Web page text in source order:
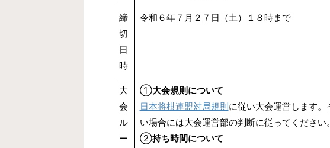
締
切
日
時
令和６年７月２７日（土）１８時まで
大
会
ル
ー
①大会規則について
日本将棋連盟対局規則 に従い大会運営します
い場合には大会運営部の判断に従ってください。
②持ち時間について